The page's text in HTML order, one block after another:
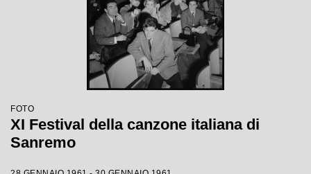
FOTO
XI Festival della canzone italiana di
Sanremo